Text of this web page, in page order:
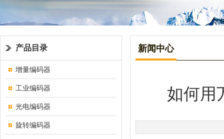
产品目录
增量编码器
工业编码器
光电编码器
旋转编码器
新闻中心
如何用